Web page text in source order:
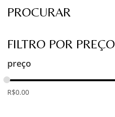
PROCURAR
FILTRO POR PREÇO
preço
R$0.00